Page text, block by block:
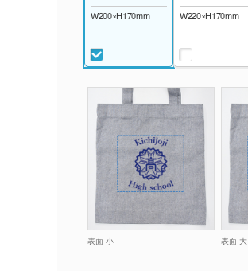
W200×H170mm W220×H170mm
表面 小 表面 大